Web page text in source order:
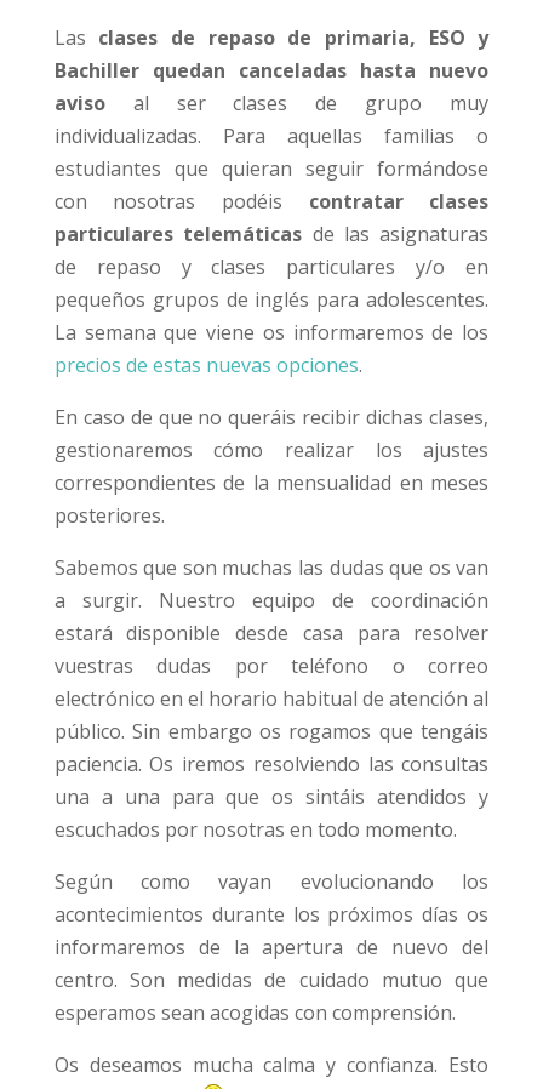
Las clases de repaso de primaria, ESO y
Bachiller quedan canceladas hasta nuevo
avisoal ser clases de grupo muy
individualizadas. Para aquellas familias o
estudiantes que quieran seguir formándose
con nosotras podéis contratar clases
particulares telemáticas de las asignaturas
de repaso y clases particulares y/o en
pequeños grupos de inglés para adolescentes.
La semana que viene os informaremos de los
precios de estas nuevas opciones.
En caso de que no queráis recibir dichas clases,
gestionaremos cómo realizar los ajustes
correspondientes de la mensualidad en meses
posteriores.
Sabemos que son muchas las dudas que os van
a surgir. Nuestro equipo de coordinación
estará disponible desde casa para resolver
vuestras dudas por teléfono o correo
electrónico en el horario habitual de atención al
público. Sin embargo os rogamos que tengáis
paciencia. Os iremos resolviendo las consultas
una a una para que os sintáis atendidos y
escuchados por nosotras en todo momento.
Según como vayan evolucionando los
acontecimientos durante los próximos días os
informaremos de la apertura de nuevo del
centro. Son medidas de cuidado mutuo que
esperamos sean acogidas con comprensión.
Os deseamos mucha calma y confianza. Esto